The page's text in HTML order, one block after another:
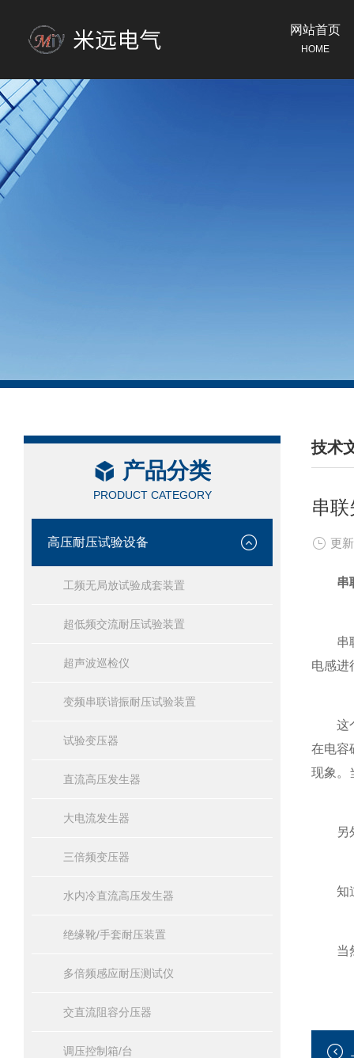
网站首页
HOME
产品分类
PRODUCT CATEGORY
高压耐压试验设备
工频无局放试验成套装置
超低频交流耐压试验装置
超声波巡检仪
变频串联谐振耐压试验装置
试验变压器
直流高压发生器
大电流发生器
三倍频变压器
水内冷直流高压发生器
绝缘靴/手套耐压装置
多倍频感应耐压测试仪
交直流阻容分压器
调压控制箱/台
技术
/
串
更
串
串联
电感进
这个
在电容
现象。
另外
知道
当然